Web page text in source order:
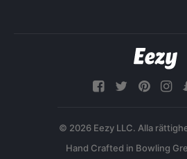
© 2026 Eezy LLC. Alla